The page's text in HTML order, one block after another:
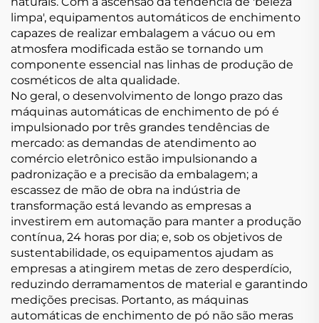
limpa', equipamentos automáticos de enchimento
capazes de realizar embalagem a vácuo ou em
atmosfera modificada estão se tornando um
componente essencial nas linhas de produção de
cosméticos de alta qualidade.
No geral, o desenvolvimento de longo prazo das
máquinas automáticas de enchimento de pó é
impulsionado por três grandes tendências de
mercado: as demandas de atendimento ao
comércio eletrônico estão impulsionando a
padronização e a precisão da embalagem; a
escassez de mão de obra na indústria de
transformação está levando as empresas a
investirem em automação para manter a produção
contínua, 24 horas por dia; e, sob os objetivos de
sustentabilidade, os equipamentos ajudam as
empresas a atingirem metas de zero desperdício,
reduzindo derramamentos de material e garantindo
medições precisas. Portanto, as máquinas
automáticas de enchimento de pó não são meras